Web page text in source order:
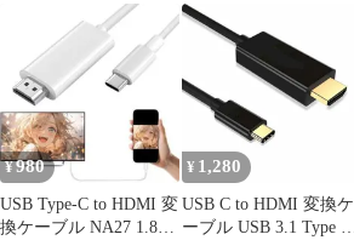
NA27
¥ 980
USB Type-C to HDMI 変
換ケーブル NA27 1.8M
¥ 1,280
USB C to HDMI 変換ケ
ーブル USB 3.1 Type C